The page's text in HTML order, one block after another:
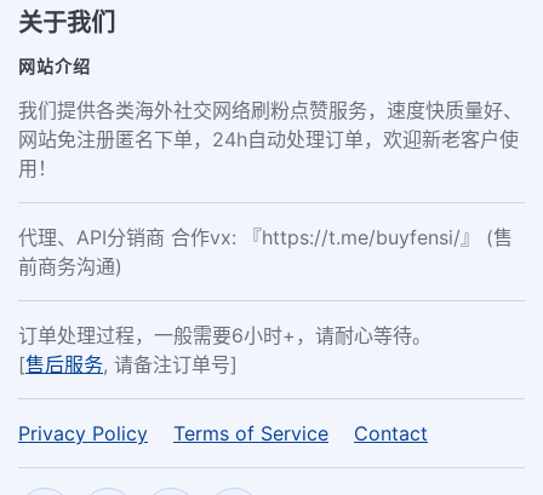
关于我们
网站介绍
我们提供各类海外社交网络刷粉点赞服务，速度快质量好、
网站免注册匿名下单，24h自动处理订单，欢迎新老客户使
用！
代理、API分销商 合作vx: 『https://t.me/buyfensi/』 (售
前商务沟通)
订单处理过程，一般需要6小时+，请耐心等待。
[售后服务, 请备注订单号]
Privacy Policy Terms of Service Contact